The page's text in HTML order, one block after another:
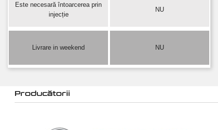
Este necesară întoarcerea prin
injecție
NU
Livrare in weekend NU
Producătorii